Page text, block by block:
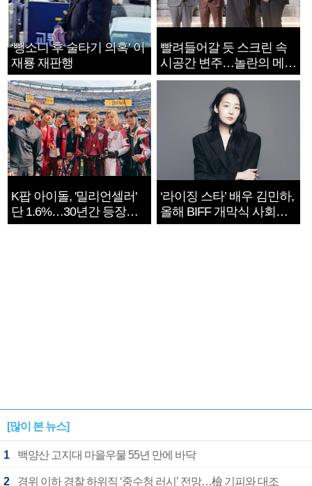
‘뺑소니 후 술타기 의혹’ 이
재룡 재판행
빨려들어갈 듯 스크린 속
시공간 변주…놀란의 메시
지는 ‘전쟁 속죄’
K팝 아이돌, '밀리언셀러'
단 1.6%…30년간 등장
1182개팀 전수조사
‘라이징 스타’ 배우 김민하,
올해 BIFF 개막식 사회자
확정
[많이 본 뉴스]
1 백양산 고지대 마을우물 55년 만에 바닥
2 경위 이하 경찰 하위직 ‘중수청 러시’ 전망…檢 기피와 대조